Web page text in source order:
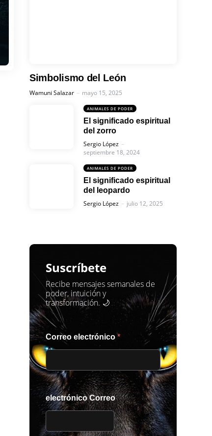
Simbolismo del León
Posted
Wamuni Salazar mayo 15, 2025
ANIMALES DE PODER
El significado espiritual
del zorro
Posted
Sergio López
septiembre 18, 2024
ANIMALES DE PODER
El significado espiritual
del leopardo
Posted
Sergio López julio 12, 2025
Suscríbete
Recibe mensajes semanales de
poder, intuición y
transformación. 🌙
Correo electrónico *
electrónico Correo